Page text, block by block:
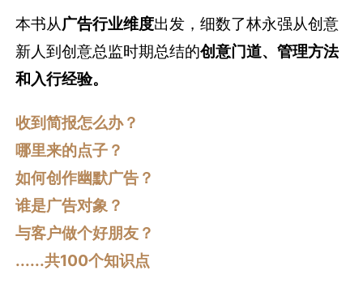
本书从广告行业维度出发，细数了林永强从创意
新人到创意总监时期总结的创意门道、管理方法
和入行经验。
收到简报怎么办？
哪里来的点子？
如何创作幽默广告？
谁是广告对象？
与客户做个好朋友？
......共100个知识点